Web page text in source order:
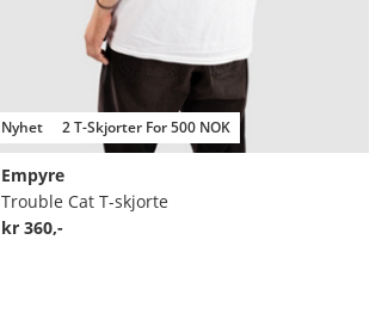
Nyhet 2 T-Skjorter For 500 NOK
Empyre
Trouble Cat T-skjorte
kr 360,-